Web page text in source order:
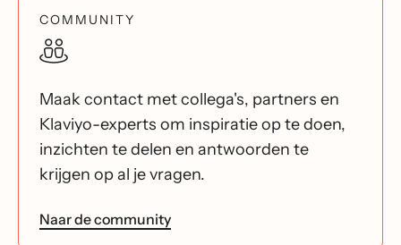
COMMUNITY
Maak contact met collega's, partners en
Klaviyo-experts om inspiratie op te doen,
inzichten te delen en antwoorden te
krijgen op al je vragen.
Naar de community